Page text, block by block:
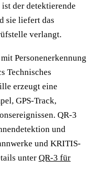
der detektierende
sie liefert das
verlangt.
Personenerkennung
Technisches
erzeugt eine
GPS-Track,
QR-3
und
und KRITIS-
unter QR-3 für